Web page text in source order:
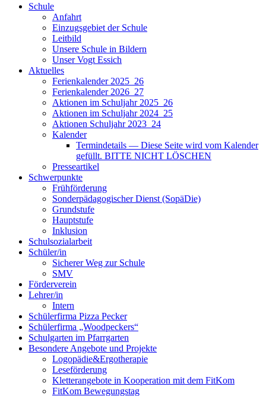
Schule
Anfahrt
Einzugsgebiet der Schule
Leitbild
Unsere Schule in Bildern
Unser Vogt Essich
Aktuelles
Ferienkalender 2025_26
Ferienkalender 2026_27
Aktionen im Schuljahr 2025_26
Aktionen im Schuljahr 2024_25
Aktionen Schuljahr 2023_24
Kalender
Termindetails — Diese Seite wird vom Kalender
gefüllt. BITTE NICHT LÖSCHEN
Presseartikel
Schwerpunkte
Frühförderung
Sonderpädagogischer Dienst (SopäDie)
Grundstufe
Hauptstufe
Inklusion
Schulsozialarbeit
Schüler/in
Sicherer Weg zur Schule
SMV
Förderverein
Lehrer/in
Intern
Schülerfirma Pizza Pecker
Schülerfirma „Woodpeckers“
Schulgarten im Pfarrgarten
Besondere Angebote und Projekte
Logopädie&Ergotherapie
Leseförderung
Kletterangebote in Kooperation mit dem FitKom
FitKom Bewegungstag